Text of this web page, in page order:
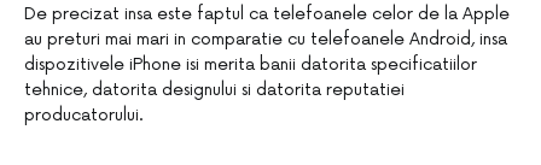
De precizat insa este faptul ca telefoanele celor de la Apple
au preturi mai mari in comparatie cu telefoanele Android, insa
dispozitivele iPhone isi merita banii datorita specificatiilor
tehnice, datorita designului si datorita reputatiei
producatorului.